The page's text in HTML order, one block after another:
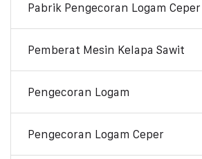
Pabrik Pengecoran Logam Ceper
Pemberat Mesin Kelapa Sawit
Pengecoran Logam
Pengecoran Logam Ceper